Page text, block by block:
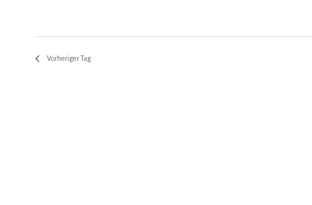
Vorheriger Tag